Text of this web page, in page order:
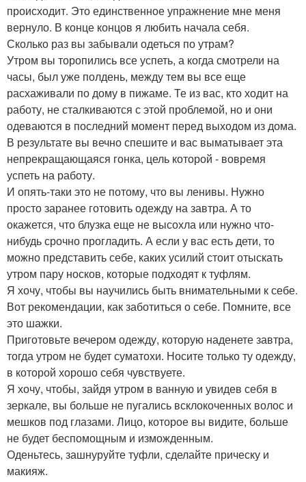
происходит. Это единственное упражнение мне меня
вернуло. В конце концов я любить начала себя.
Сколько раз вы забывали одеться по утрам?
Утром вы торопились все успеть, а когда смотрели на
часы, был уже полдень, между тем вы все еще
расхаживали по дому в пижаме. Те из вас, кто ходит на
работу, не сталкиваются с этой проблемой, но и они
одеваются в последний момент перед выходом из дома.
В результате вы вечно спешите и вас выматывает эта
непрекращающаяся гонка, цель которой - вовремя
успеть на работу.
И опять-таки это не потому, что вы ленивы. Нужно
просто заранее готовить одежду на завтра. А то
окажется, что блузка еще не высохла или нужно что-
нибудь срочно прогладить. А если у вас есть дети, то
можно представить себе, каких усилий стоит отыскать
утром пару носков, которые подходят к туфлям.
Я хочу, чтобы вы научились быть внимательными к себе.
Вот рекомендации, как заботиться о себе. Помните, все
это шажки.
Приготовьте вечером одежду, которую наденете завтра,
тогда утром не будет суматохи. Носите только ту одежду,
в которой хорошо себя чувствуете.
Я хочу, чтобы, зайдя утром в ванную и увидев себя в
зеркале, вы больше не пугались всклокоченных волос и
мешков под глазами. Лицо, которое вы видите, больше
не будет беспомощным и изможденным.
Оденьтесь, зашнуруйте туфли, сделайте прическу и
макияж.